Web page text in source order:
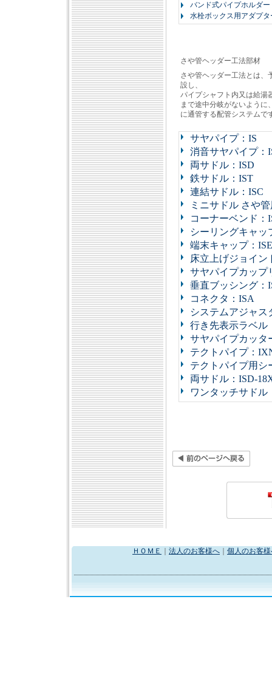
バンド式パイプホルダー
水栓ボックス用アダプタ
さや管ヘッダー工法部材
さや管ヘッダー工法とは、
設し、
パイプシャフト内又は給湯
まで途中分岐がないように
に通管する配管システムで
サヤパイプ：IS
消音サヤパイプ：
両サドル：ISD
鉄サドル：IST
連結サドル：ISC
ミニサドル さや
コーナーベンド：
シーリングキャッ
端末キャップ：ISE
床立上げジョイン
サヤパイプカップ
垂直ブッシング：
コネクタ：ISA
システムアジャス
行き先表示ラベル
サヤパイプカッタ
テクトパイプ：
テクトパイプ用シ
両サドル：ISD-
ワンタッチサドル
ＨＯＭＥ 法人のお客様へ 個人のお客